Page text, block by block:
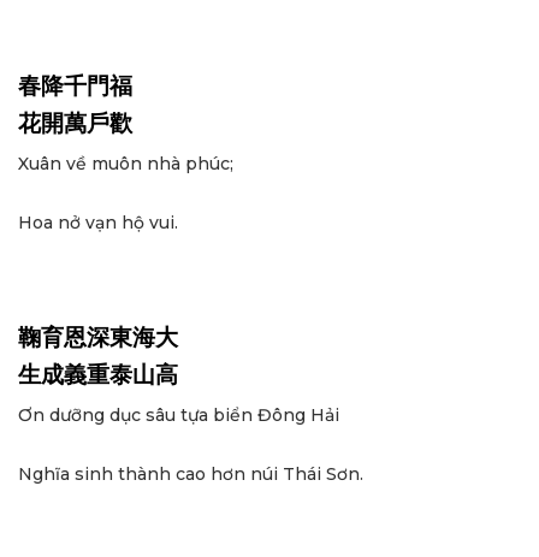
春降千門福
花開萬戶歡
Xuân về muôn nhà phúc;
Hoa nở vạn hộ vui.
鞠育恩深東海大
生成義重泰山高
Ơn dưỡng dục sâu tựa biển Đông Hải
Nghĩa sinh thành cao hơn núi Thái Sơn.